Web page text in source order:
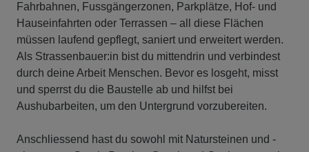
Fahrbahnen, Fussgängerzonen, Parkplätze, Hof- und
Hauseinfahrten oder Terrassen – all diese Flächen
müssen laufend gepflegt, saniert und erweitert werden.
Als Strassenbauer:in bist du mittendrin und verbindest
durch deine Arbeit Menschen. Bevor es losgeht, misst
und sperrst du die Baustelle ab und hilfst bei
Aushubarbeiten, um den Untergrund vorzubereiten.
Anschliessend hast du sowohl mit Natursteinen und -